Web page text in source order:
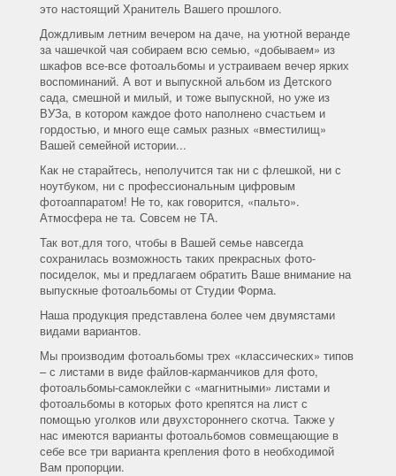
это настоящий Хранитель Вашего прошлого.
Дождливым летним вечером на даче, на уютной веранде
за чашечкой чая собираем всю семью, «добываем» из
шкафов все-все фотоальбомы и устраиваем вечер ярких
воспоминаний. А вот и выпускной альбом из Детского
сада, смешной и милый, и тоже выпускной, но уже из
ВУЗа, в котором каждое фото наполнено счастьем и
гордостью, и много еще самых разных «вместилищ»
Вашей семейной истории...
Как не старайтесь, неполучится так ни с флешкой, ни с
ноутбуком, ни с профессиональным цифровым
фотоаппаратом! Не то, как говорится, «пальто».
Атмосфера не та. Совсем не ТА.
Так вот,для того, чтобы в Вашей семье навсегда
сохранилась возможность таких прекрасных фото-
посиделок, мы и предлагаем обратить Ваше внимание на
выпускные фотоальбомы от Студии Форма.
Наша продукция представлена более чем двумястами
видами вариантов.
Мы производим фотоальбомы трех «классических» типов
– с листами в виде файлов-карманчиков для фото,
фотоальбомы-самоклейки с «магнитными» листами и
фотоальбомы в которых фото крепятся на лист с
помощью уголков или двухстороннего скотча. Также у
нас имеются варианты фотоальбомов совмещающие в
себе все три варианта крепления фото в необходимой
Вам пропорции.